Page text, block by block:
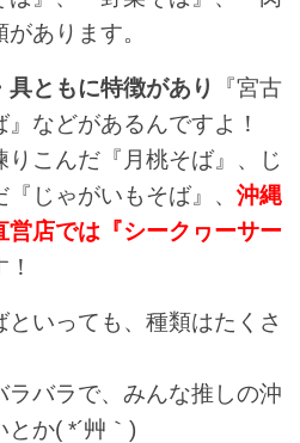
あります。
ともに特徴があり
『宮古
などがあるんですよ！
こんだ『月桃そば』、じ
じゃがいもそば』、 沖縄
営店では『シークヮーサー
いっても、種類はたくさ
バラで、みんな推しの沖
か( *´艸｀)